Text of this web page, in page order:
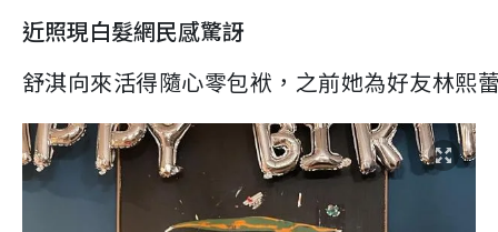
近照現白髮網民感驚訝
舒淇向來活得隨心零包袱，之前她為好友林熙